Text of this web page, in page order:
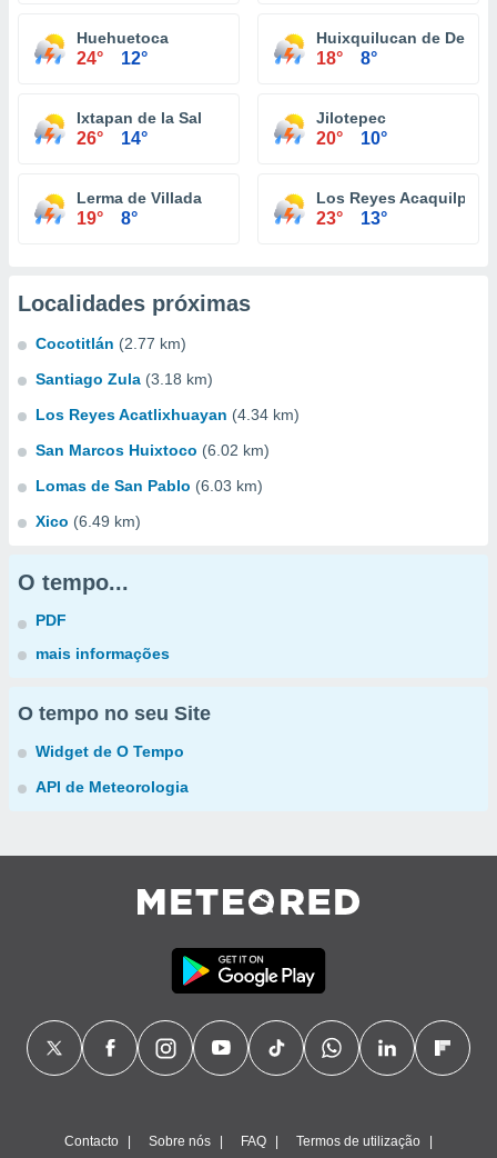
Huehuetoca
24° 12°
Huixquilucan de
18° 8°
Ixtapan de la Sal
26° 14°
Jilotepec
20° 10°
Lerma de Villada
19° 8°
Los Reyes Acaquilpan
23° 13°
Localidades próximas
Cocotitlán (2.77 km)
Santiago Zula (3.18 km)
Los Reyes Acatlixhuayan (4.34 km)
San Marcos Huixtoco (6.02 km)
Lomas de San Pablo (6.03 km)
Xico (6.49 km)
O tempo...
PDF
mais informações
O tempo no seu Site
Widget de O Tempo
API de Meteorologia
Contacto Sobre nós FAQ Termos de utilização